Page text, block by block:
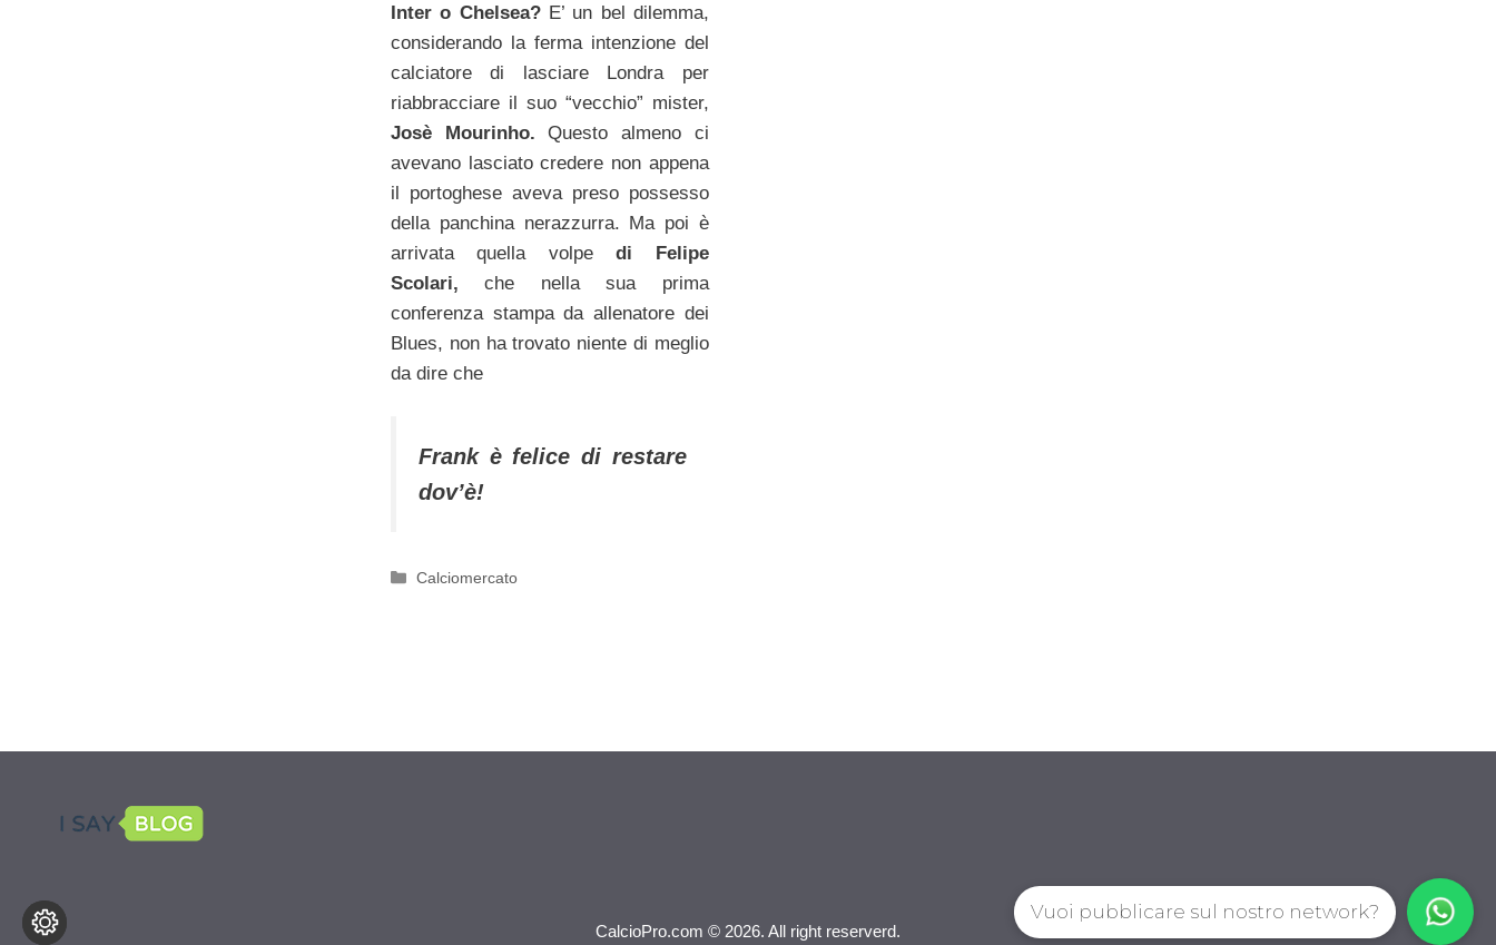
Inter o Chelsea?E’ un bel dilemma,
considerando la ferma intenzione del
calciatore di lasciare Londra per
riabbracciare il suo “vecchio” mister,
Josè Mourinho. Questo almeno ci
avevano lasciato credere non appena
il portoghese aveva preso possesso
della panchina nerazzurra. Ma poi è
arrivata quella volpedi Felipe
Scolari, che nella sua prima
conferenza stampa da allenatore dei
Blues, non ha trovato niente di meglio
da dire che
Frank è felice di restare
dov’è!
Categorie
Calciomercato
CalcioPro.com © 2026. All right reserverd.
Vuoi pubblicare sul nostro network?